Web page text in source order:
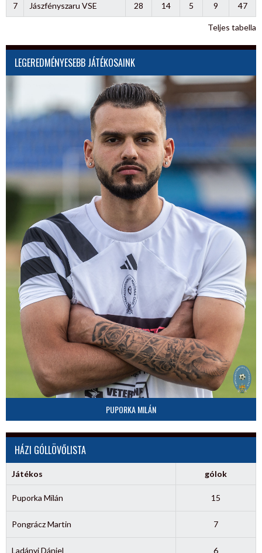
7 Jászfényszaru VSE 28 14 5 9 47
Teljes tabella
LEGEREDMÉNYESEBB JÁTÉKOSAINK
PUPORKA MILÁN
HÁZI GÓLLÖVŐLISTA
Játékos gólok
Puporka Milán 15
Pongrácz Martin 7
Ladányi Dániel 6